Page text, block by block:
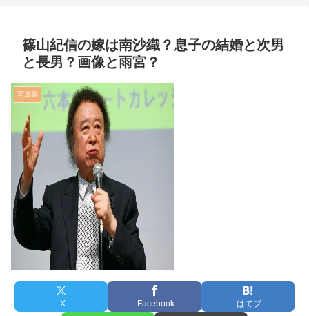
篠山紀信の嫁は南沙織？息子の結婚と次男
と長男？画像と雨宮？
写真家
X Facebook はてブ